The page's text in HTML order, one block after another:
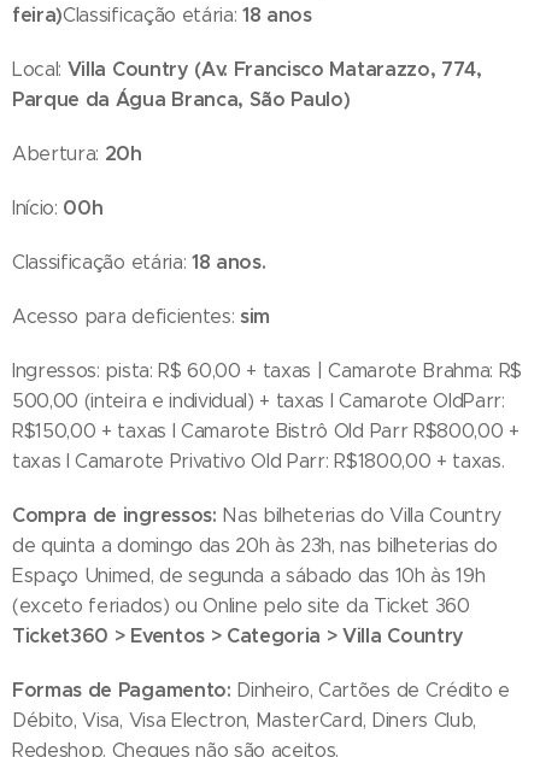
feira)Classificação etária:18 anos
Local: Villa Country (Av. Francisco Matarazzo, 774,
Parque da Água Branca, São Paulo)
Abertura: 20h
Início: 00h
Classificação etária: 18 anos.
Acesso para deficientes: sim
Ingressos: pista: R$ 60,00 + taxas | Camarote Brahma: R$
500,00 (inteira e individual) + taxas I Camarote OldParr:
R$150,00 + taxas I Camarote Bistrô Old Parr R$800,00 +
taxas I Camarote Privativo Old Parr: R$1800,00 + taxas.
Compra de ingressos: Nas bilheterias do Villa Country
de quinta a domingo das 20h às 23h, nas bilheterias do
Espaço Unimed, de segunda a sábado das 10h às 19h
(exceto feriados) ou Online pelo site da Ticket 360
Ticket360 > Eventos > Categoria > Villa Country
Formas de Pagamento: Dinheiro, Cartões de Crédito e
Débito, Visa, Visa Electron, MasterCard, Diners Club,
Redeshop. Cheques não são aceitos.